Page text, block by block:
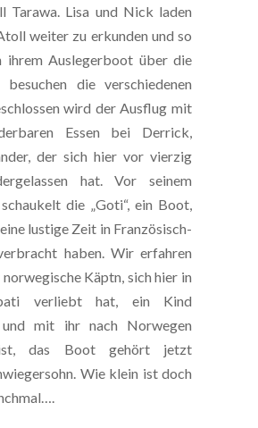
Tarawa. Lisa und Nick laden
weiter zu erkunden und so
ihrem Auslegerboot über die
besuchen die verschiedenen
wird der Ausflug mit
Essen bei Derrick,
der sich hier vor vierzig
hat. Vor seinem
die „Goti“, ein Boot,
lustige Zeit in Französisch-
haben. Wir erfahren
Käptn, sich hier in
verliebt hat, ein Kind
und mit ihr nach Norwegen
ist, das Boot gehört jetzt
Wie klein ist doch